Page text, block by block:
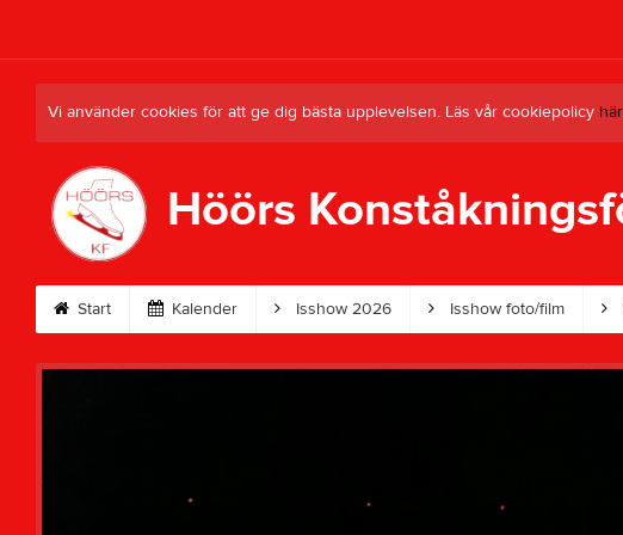
Vi använder cookies för att ge dig bästa upplevelsen. Läs vår cookiepolicy här
Höörs
Start Kalender Isshow 2026 Isshow foto/film